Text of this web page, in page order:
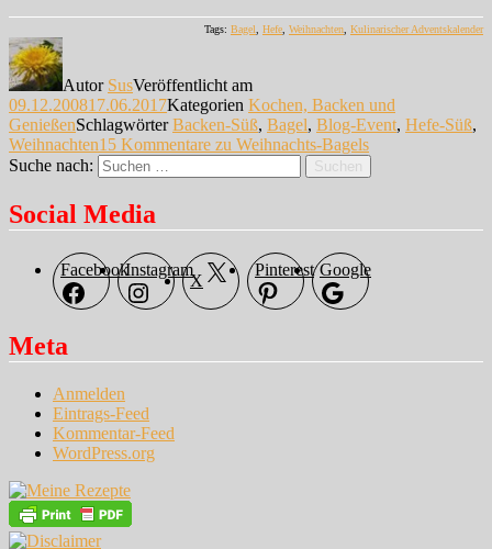
Tags: Bagel, Hefe, Weihnachten, Kulinarischer Adventskalender
Autor SusVeröffentlicht am
09.12.200817.06.2017Kategorien Kochen, Backen und
GenießenSchlagwörterBacken-Süß, Bagel, Blog-Event, Hefe-Süß,
Weihnachten15 Kommentare zu Weihnachts-Bagels
Suche nach:
Suchen
Social Media
FacebookInstagram
X
Pinterest Google
Meta
Anmelden
Eintrags-Feed
Kommentar-Feed
WordPress.org